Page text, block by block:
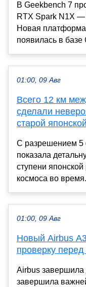
В Geekbench 7
RTX Spark N1X
Новая
появилась в базе
01:00, 09 Авг
Всего 12 км
сделали
старой
С разрешением 5
показала
ступени
космоса во
01:00, 09 Авг
Новый Airbus
проверку
Airbus завершила
завершила